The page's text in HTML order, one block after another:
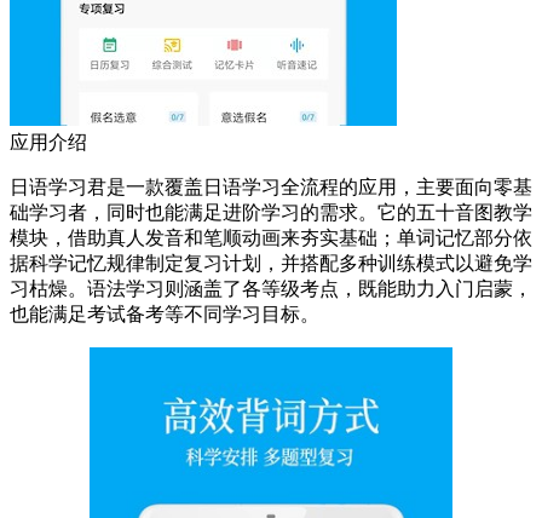
应用介绍
日语学习君是一款覆盖日语学习全流程的应用，主要面向零基
础学习者，同时也能满足进阶学习的需求。它的五十音图教学
模块，借助真人发音和笔顺动画来夯实基础；单词记忆部分依
据科学记忆规律制定复习计划，并搭配多种训练模式以避免学
习枯燥。语法学习则涵盖了各等级考点，既能助力入门启蒙，
也能满足考试备考等不同学习目标。